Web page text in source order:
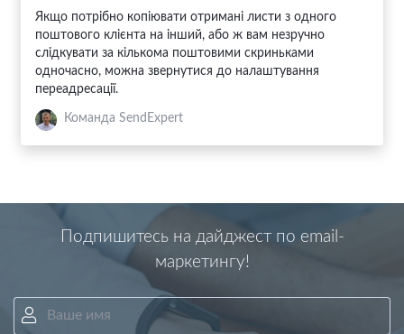
Якщо потрібно копіювати отримані листи з одного
поштового клієнта на інший, або ж вам незручно
слідкувати за кількома поштовими скриньками
одночасно, можна звернутися до налаштування
переадресації.
Команда SendExpert
Подпишитесь на дайджест по email-
маркетингу!